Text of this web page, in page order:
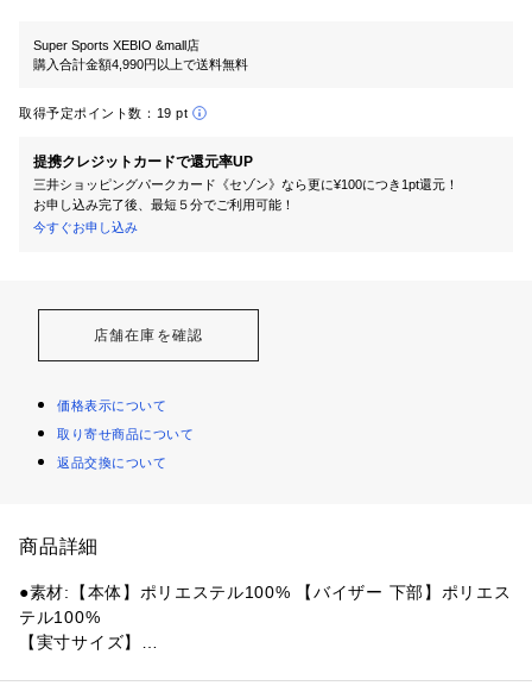
Super Sports XEBIO &mall店
購入合計金額4,990円以上で送料無料
取得予定ポイント数： 19 pt
提携クレジットカードで還元率UP
三井ショッピングパークカード《セゾン》なら更に¥100につき1pt還元！
お申し込み完了後、最短５分でご利用可能！
今すぐお申し込み
店舗在庫を確認
価格表示について
取り寄せ商品について
返品交換について
商品詳細
●素材:【本体】ポリエステル100% 【バイザー 下部】ポリエス
テル100%
【実寸サイズ】